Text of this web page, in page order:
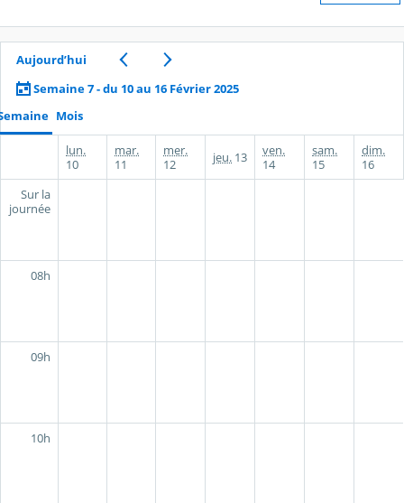
Aujourd’hui
Semaine 7 - du 10 au 16 Février 2025
Mois
lun.
10
mar.
11
mer.
12
jeu. 13
ven.
14
sam.
15
dim.
16
Sur la
journée
08h
09h
10h